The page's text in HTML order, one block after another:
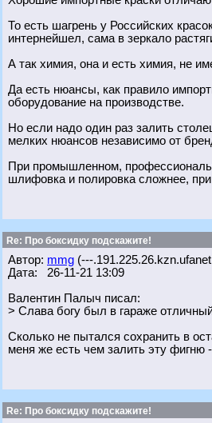
То есть шагрень у Российских
интернейшел, сама в зеркало
А так химия, она и есть химия, не
Да есть нюансы, как правило
оборудование на производстве.
Но если надо один раз залить
мелких нюансов независимо от
При промышленном,
шлифовка и полировка сложнее,
Re: Про боксидку подскажите!
Автор: mmg (---
Дата: 26-11-21 13:09
Валентин Палыч писал:
> Слава богу был в гараже
Сколько не пытался сохранить в
меня же есть чем залить эту фигню
Re: Про боксидку подскажите!